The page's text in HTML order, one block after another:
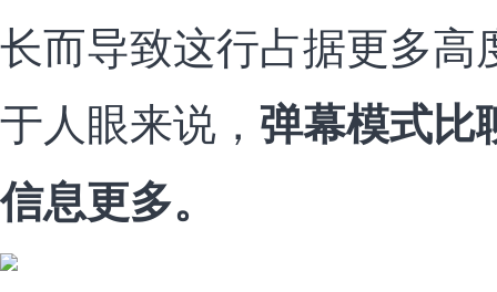
长而导致这行占据更多高
于人眼来说， 弹幕模式比
信息更多。